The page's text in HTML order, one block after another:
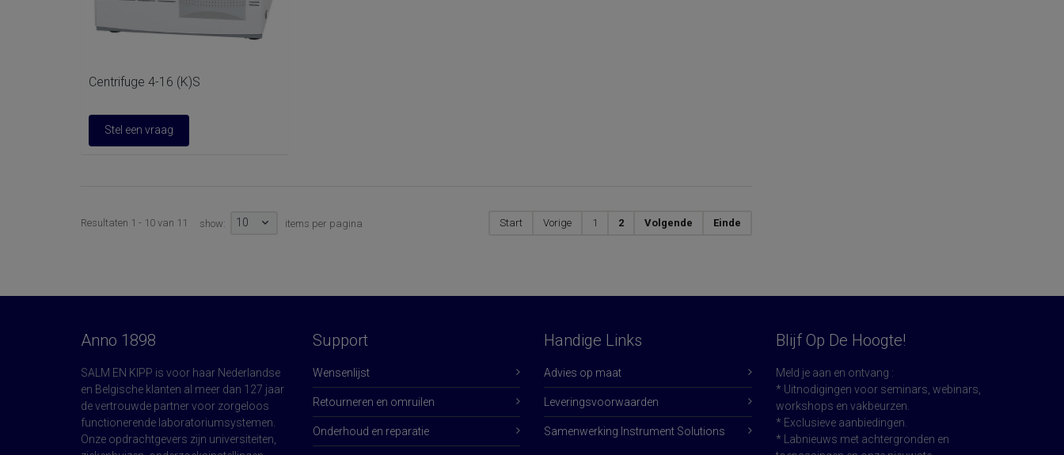
Centrifuge 4-16 (K)S
Stel een vraag
Resultaten 1 - 10 van 11 show: 10 items per pagina Start Vorige 1 2 Volgende Einde
Anno 1898
SALM EN KIPP is voor haar Nederlandse
en Belgische klanten al meer dan 127 jaar
de vertrouwde partner voor zorgeloos
functionerende laboratoriumsystemen.
Onze opdrachtgevers zijn universiteiten,
Support
Wensenlijst
Retourneren en omruilen
Onderhoud en reparatie
Handige Links
Advies op maat
Leveringsvoorwaarden
Samenwerking Instrument Solutions
Blijf Op De Hoogte!
Meld je aan en ontvang :
* Uitnodigingen voor seminars, webinars,
workshops en vakbeurzen.
* Exclusieve aanbiedingen.
* Labnieuws met achtergronden en